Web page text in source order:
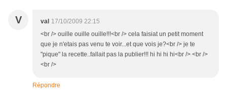
V val 17/10/2009 22:15
<br /> ouille ouille ouille!!!<br /> cela faisiat un petit moment
que je n'etais pas venu te voir...et que vois je?<br /> je te
"pique" la recette..fallait pas la publier!!! hi hi hi hi<br /> <br />
<br />
Répondre